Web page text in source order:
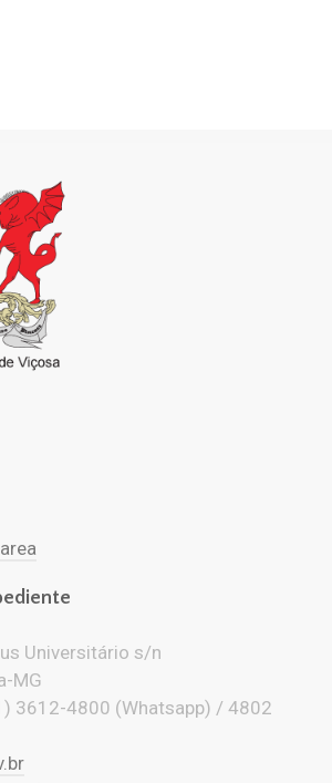
Universitário s/n
MG
3612-4800 (Whatsapp) / 4802